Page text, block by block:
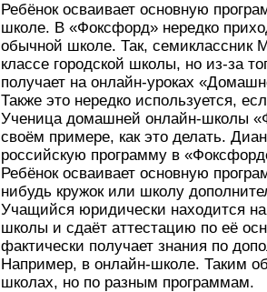
Ребёнок осваивает основную
школе. В «Фоксфорд» нередко
обычной школе. Так, семиклассник
классе городской школы, но из-за
получает на онлайн-уроках
Также это нередко используется,
Ученица домашней онлайн-школы
своём примере, как это делать.
российскую программу в
Ребёнок осваивает основную
нибудь кружок или школу
Учащийся юридически находится на
школы и сдаёт аттестацию по её
фактически получает знания по
Например, в онлайн-школе. Таким
школах, но по разным программам.